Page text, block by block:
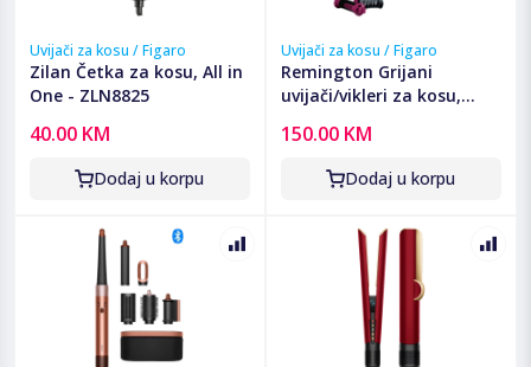
Uvijači za kosu / Figaro
Zilan Četka za kosu, All in
One - ZLN8825
40.00 KM
Dodaj u korpu
Uvijači za kosu / Figaro
Remington Grijani
uvijači/vikleri za kosu,
KF40E
150.00 KM
Dodaj u korpu